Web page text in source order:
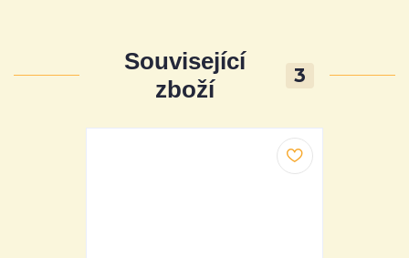
Související
zboží
3